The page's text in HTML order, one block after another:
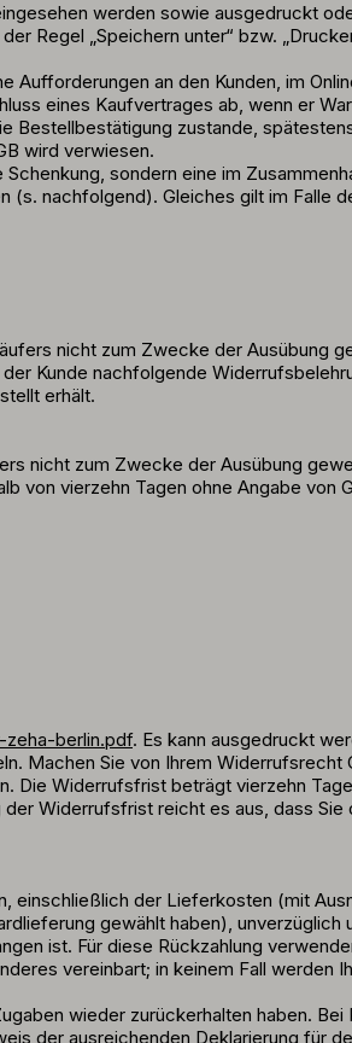
werden sowie ausgedruckt
Regel „Speichern unter“ bzw.
an den Kunden, im
eines Kaufvertrages ab, wenn er
Bestellbestätigung zustande,
wird verwiesen.
sondern eine im
nachfolgend). Gleiches gilt im Falle
nicht zum Zwecke der Ausübung
Kunde nachfolgende
erhält.
nicht zum Zwecke der Ausübung
von vierzehn Tagen ohne Angabe von
berlin.pdf. Es kann ausgedruckt
Machen Sie von Ihrem Widerrufsrecht
Die Widerrufsfrist beträgt vierzehn
Widerrufsfrist reicht es aus, dass
einschließlich der Lieferkosten (mit
gewählt haben), unverzüglich
ist. Für diese Rückzahlung
vereinbart; in keinem Fall werden
wieder zurückerhalten haben.
der ausreichenden Deklarierung für